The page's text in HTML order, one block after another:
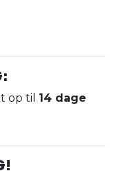
op til 14 dage